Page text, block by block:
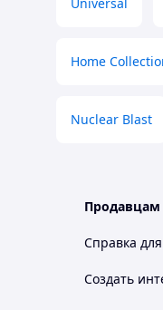
Home
Nuclear Blast
Продавцам
Справка
Создать